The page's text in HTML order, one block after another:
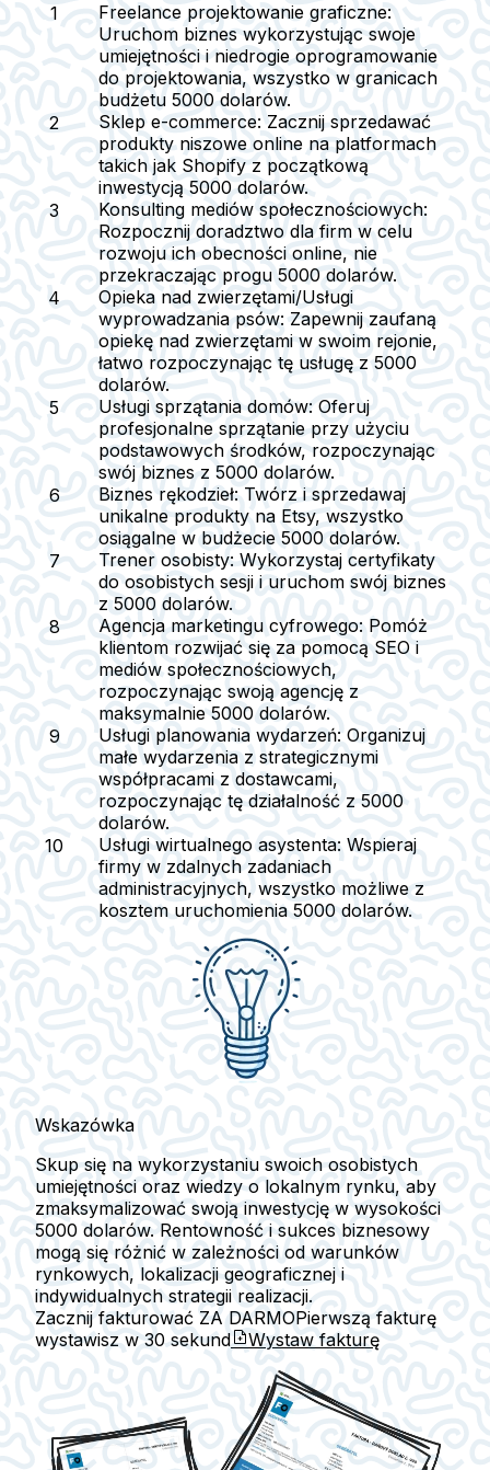
Freelance projektowanie graficzne:
Uruchom biznes wykorzystując swoje
umiejętności i niedrogie oprogramowanie
do projektowania, wszystko w granicach
budżetu 5000 dolarów.
Sklep e-commerce: Zacznij sprzedawać
produkty niszowe online na platformach
takich jak Shopify z początkową
inwestycją 5000 dolarów.
Konsulting mediów społecznościowych:
Rozpocznij doradztwo dla firm w celu
rozwoju ich obecności online, nie
przekraczając progu 5000 dolarów.
Opieka nad zwierzętami/Usługi
wyprowadzania psów: Zapewnij zaufaną
opiekę nad zwierzętami w swoim rejonie,
łatwo rozpoczynając tę usługę z 5000
dolarów.
Usługi sprzątania domów: Oferuj
profesjonalne sprzątanie przy użyciu
podstawowych środków, rozpoczynając
swój biznes z 5000 dolarów.
Biznes rękodzieł: Twórz i sprzedawaj
unikalne produkty na Etsy, wszystko
osiągalne w budżecie 5000 dolarów.
Trener osobisty: Wykorzystaj certyfikaty
do osobistych sesji i uruchom swój biznes
z 5000 dolarów.
Agencja marketingu cyfrowego: Pomóż
klientom rozwijać się za pomocą SEO i
mediów społecznościowych,
rozpoczynając swoją agencję z
maksymalnie 5000 dolarów.
Usługi planowania wydarzeń: Organizuj
małe wydarzenia z strategicznymi
współpracami z dostawcami,
rozpoczynając tę działalność z 5000
dolarów.
Usługi wirtualnego asystenta: Wspieraj
firmy w zdalnych zadaniach
administracyjnych, wszystko możliwe z
kosztem uruchomienia 5000 dolarów.
Wskazówka
Skup się na wykorzystaniu swoich osobistych
umiejętności oraz wiedzy o lokalnym rynku, aby
zmaksymalizować swoją inwestycję w wysokości
5000 dolarów. Rentowność i sukces biznesowy
mogą się różnić w zależności od warunków
rynkowych, lokalizacji geograficznej i
indywidualnych strategii realizacji.
Zacznij fakturować ZA DARMOPierwszą fakturę
wystawisz w 30 sekund Wystaw fakturę